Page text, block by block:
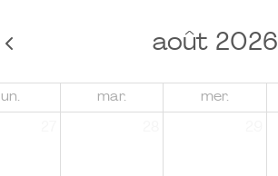
août 2026
lun. mar. mer.